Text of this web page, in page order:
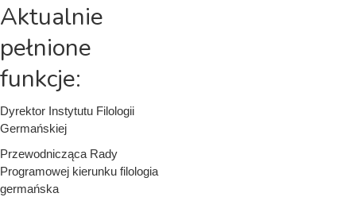
Aktualnie
pełnione
funkcje:
Dyrektor Instytutu Filologii
Germańskiej
Przewodnicząca Rady
Programowej kierunku filologia
germańska